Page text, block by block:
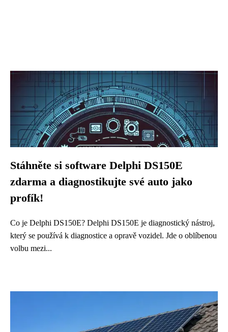
Stáhněte si software Delphi DS150E
zdarma a diagnostikujte své auto jako
profík!
Co je Delphi DS150E? Delphi DS150E je diagnostický nástroj,
který se používá k diagnostice a opravě vozidel. Jde o oblíbenou
volbu mezi...